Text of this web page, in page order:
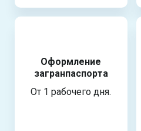
Оформление
загранпаспорта
От 1 рабочего дня.